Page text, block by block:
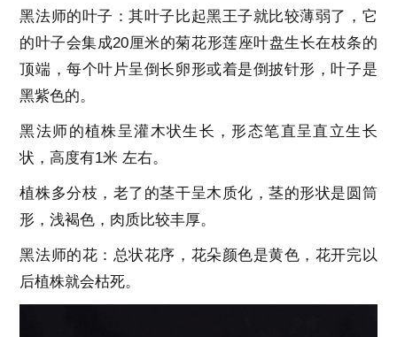
黑法师的叶子：其叶子比起黑王子就比较薄弱了，它
的叶子会集成20厘米的菊花形莲座叶盘生长在枝条的
顶端，每个叶片呈倒长卵形或着是倒披针形，叶子是
黑紫色的。
黑法师的植株呈灌木状生长，形态笔直呈直立生长
状，高度有1米 左右。
植株多分枝，老了的茎干呈木质化，茎的形状是圆筒
形，浅褐色，肉质比较丰厚。
黑法师的花：总状花序，花朵颜色是黄色，花开完以
后植株就会枯死。